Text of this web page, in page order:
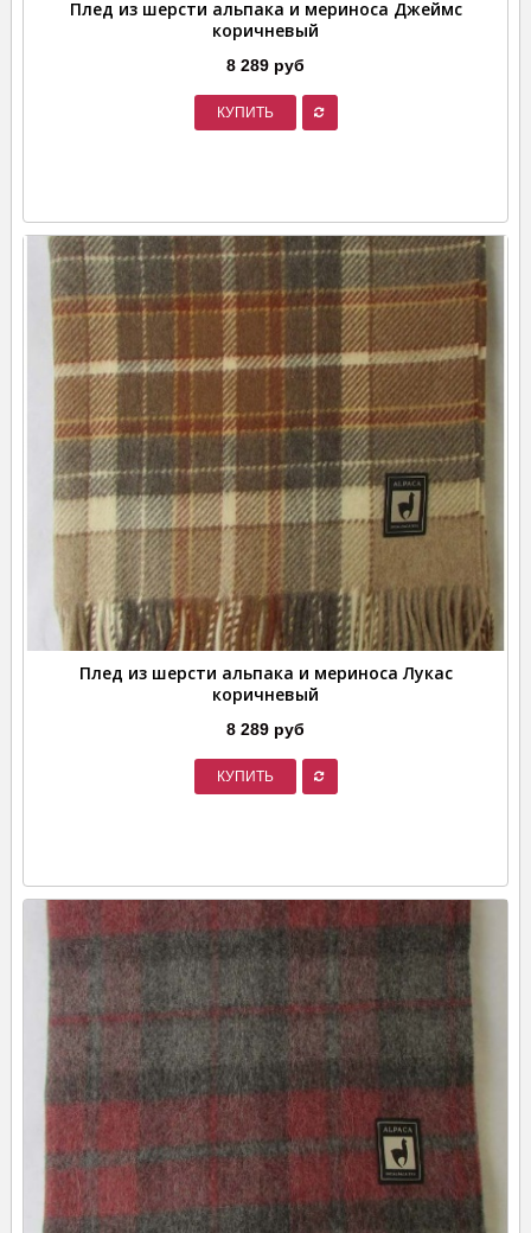
Плед из шерсти альпака и мериноса Джеймс
коричневый
8 289 руб
КУПИТЬ
Плед из шерсти альпака и мериноса Лукас
коричневый
8 289 руб
КУПИТЬ